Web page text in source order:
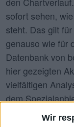
Wir
sofort sehen,
steht. Das gilt
genauso wie für
Datenbank von
hier gezeigten
vielfältigen
dem